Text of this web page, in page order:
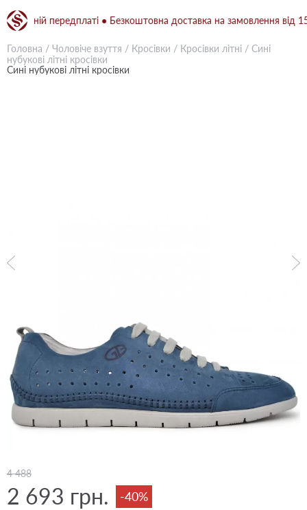
передплаті ● Безкоштовна доставка на замовлення від
Головна / Чоловіче взуття / Кросівки / Кросівки літні / Сині
нубукові літні кросівки
Сині нубукові літні кросівки
4 488
2 693 грн. -40%